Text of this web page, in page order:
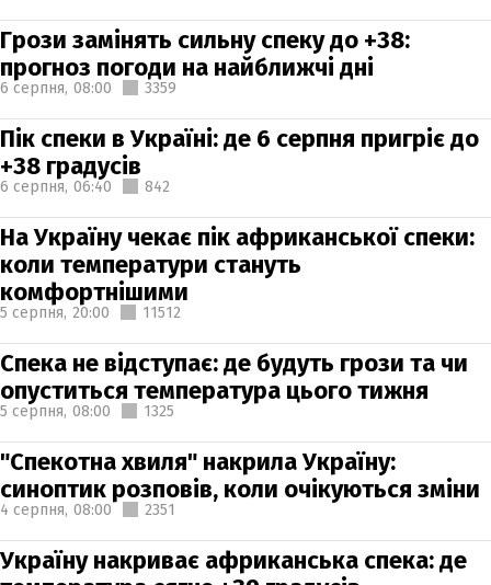
Грози замінять сильну спеку до +38:
прогноз погоди на найближчі дні
6 серпня, 08:00 3359
Пік спеки в Україні: де 6 серпня пригріє до
+38 градусів
6 серпня, 06:40 842
На Україну чекає пік африканської спеки:
коли температури стануть
комфортнішими
5 серпня, 20:00 11512
Спека не відступає: де будуть грози та чи
опуститься температура цього тижня
5 серпня, 08:00 1325
"Спекотна хвиля" накрила Україну:
синоптик розповів, коли очікуються зміни
4 серпня, 08:00 2351
Україну накриває африканська спека: де